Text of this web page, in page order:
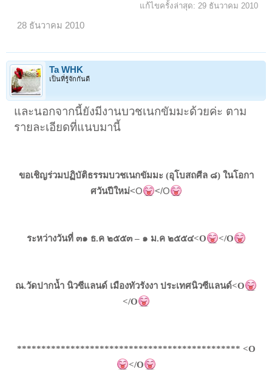
แก้ไขครั้งล่าสุด: 29 ธันวาคม 2010
28 ธันวาคม 2010
Ta WHK
เป็นที่รู้จักกันดี
และนอกจากนี้ยังมีงานบวชเนกขัมมะด้วยค่ะ ตาม
รายละเอียดที่แนบมานี้
ขอเชิญร่วมปฏิบัติธรรมบวชเนกขัมมะ (อุโบสถศีล ๘) ในโอกา
ศวันปีใหม่<O </O
ระหว่างวันที่ ๓๑ ธ.ค ๒๕๕๓ – ๑ ม.ค ๒๕๕๔<O </O
ณ.วัดปากน้ำ นิวซีแลนด์ เมืองทัวรังงา ประเทศนิวซีแลนด์<O
</O
********************************************** <O
</O